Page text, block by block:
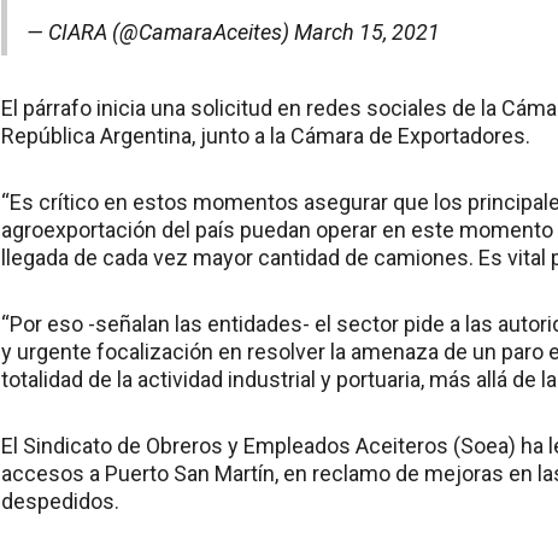
— CIARA (@CamaraAceites) March 15, 2021
El párrafo inicia una solicitud en redes sociales de la
República Argentina, junto a la Cámara de Exportadores.
“Es crítico en estos momentos asegurar que los
agroexportación del país puedan operar en este momento
llegada de cada vez mayor cantidad de camiones. Es vital
“Por eso -señalan las entidades- el sector pide a las
y urgente focalización en resolver la amenaza de un paro
totalidad de la actividad industrial y portuaria, más allá de
El Sindicato de Obreros y Empleados Aceiteros (Soea) ha
accesos a Puerto San Martín, en reclamo de mejoras en
despedidos.